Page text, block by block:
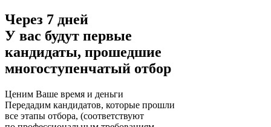
Через 7 дней
У вас будут первые
кандидаты, прошедшие
многоступенчатый отбор
Ценим Ваше время и деньги
Передадим кандидатов, которые прошли
все этапы отбора, (соответствуют